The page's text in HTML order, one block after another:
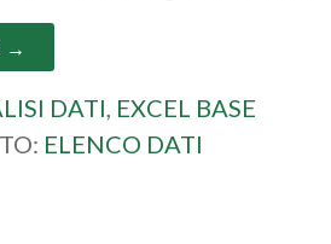
→
DATI EXCEL BASE
ELENCO DATI